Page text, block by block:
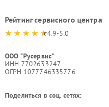
Рейтинг сервисного центра
4.9-5.0
ООО "Русервис"
ИНН 7702633247
ОГРН 1077746335776
Поделиться в соц. сетях: